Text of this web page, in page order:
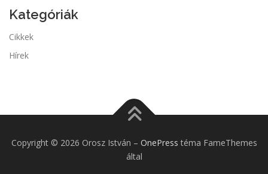
Kategóriák
Cikkek
Hírek
Copyright © 2026 Orosz István – OnePress téma FameThemes
által